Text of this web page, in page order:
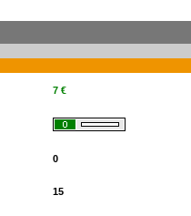
7 €
0
15